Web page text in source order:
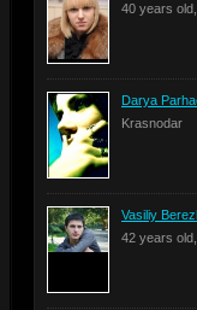
40 years
Darya
Krasnodar
Vasiliy
42 years